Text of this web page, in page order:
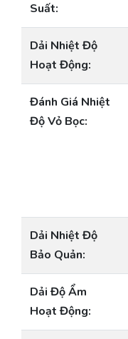
Suất:
Dải Nhiệt Độ
Hoạt Động:
Đánh Giá Nhiệt
Độ Vỏ Bọc:
Dải Nhiệt Độ
Bảo Quản:
Dải Độ Ẩm
Hoạt Động: